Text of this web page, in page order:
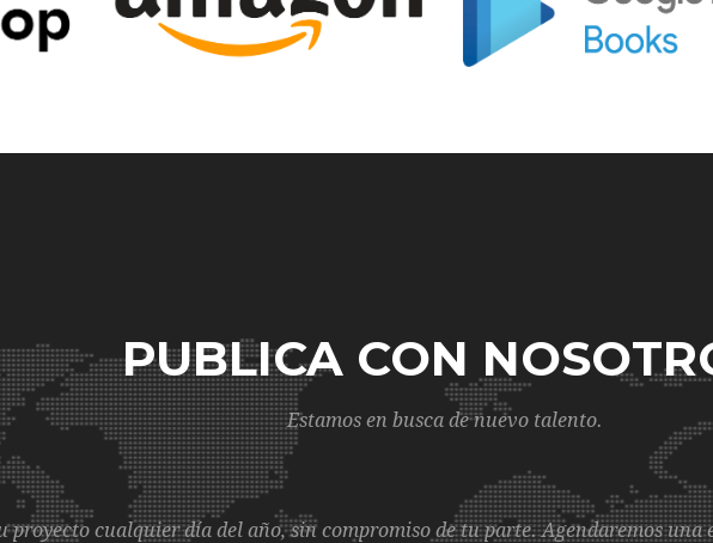
PUBLICA CON
Estamos en busca de nuevo talento.
proyecto cualquier día del año, sin compromiso de tu parte. Agendaremos